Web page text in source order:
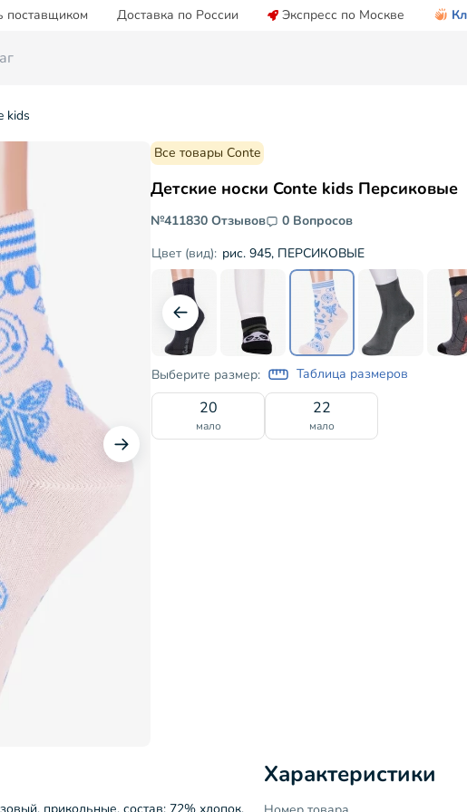
поставщиком Доставка по России Экспресс по Москве
kids
Все товары Conte
Детские носки Conte kids Персиковые
№411830 Отзывов
0 Вопросов
Цвет (вид): рис. 945, ПЕРСИКОВЫЕ
Выберите размер: Таблица размеров
20
мало
22
мало
Характеристики